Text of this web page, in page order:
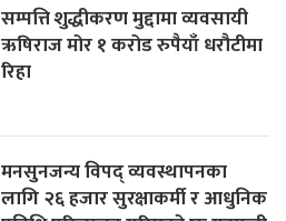
सम्पत्ति शुद्धीकरण मुद्दामा व्यवसायी
ऋषिराज मोर १ करोड रुपैयाँ धरौटीमा
रिहा
मनसुनजन्य विपद् व्यवस्थापनका
लागि २६ हजार सुरक्षाकर्मी र आधुनिक